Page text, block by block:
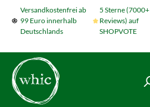
Zum Hauptinhalt springen
Versandkostenfrei ab
99 Euro innerhalb
Deutschlands
5 Sterne (7000+
Reviews) auf
SHOPVOTE